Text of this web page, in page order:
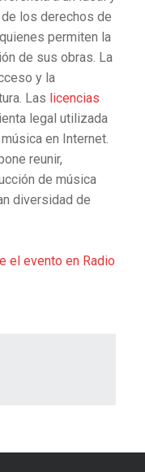
los derechos de
permiten la
de sus obras. La
y la
Las licencias
legal utilizada
en Internet.
reunir,
de música
diversidad de
el evento en Radio